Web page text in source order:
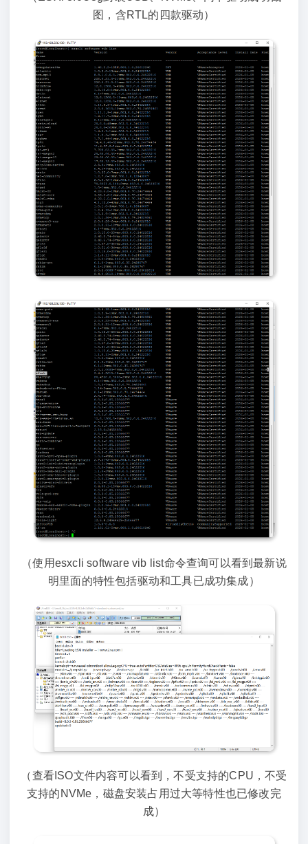
图，含RTL的四款驱动）
（使用esxcli software vib list命令查询可以看到最新说
明里面的特性包括驱动和工具已成功集成）
（查看ISO文件内容可以看到，不受支持的CPU，不受
支持的NVMe，磁盘安装占用过大等特性也已修改完
成）